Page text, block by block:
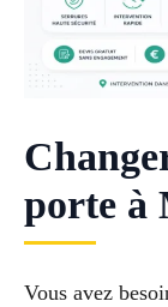
porte à
Vous avez